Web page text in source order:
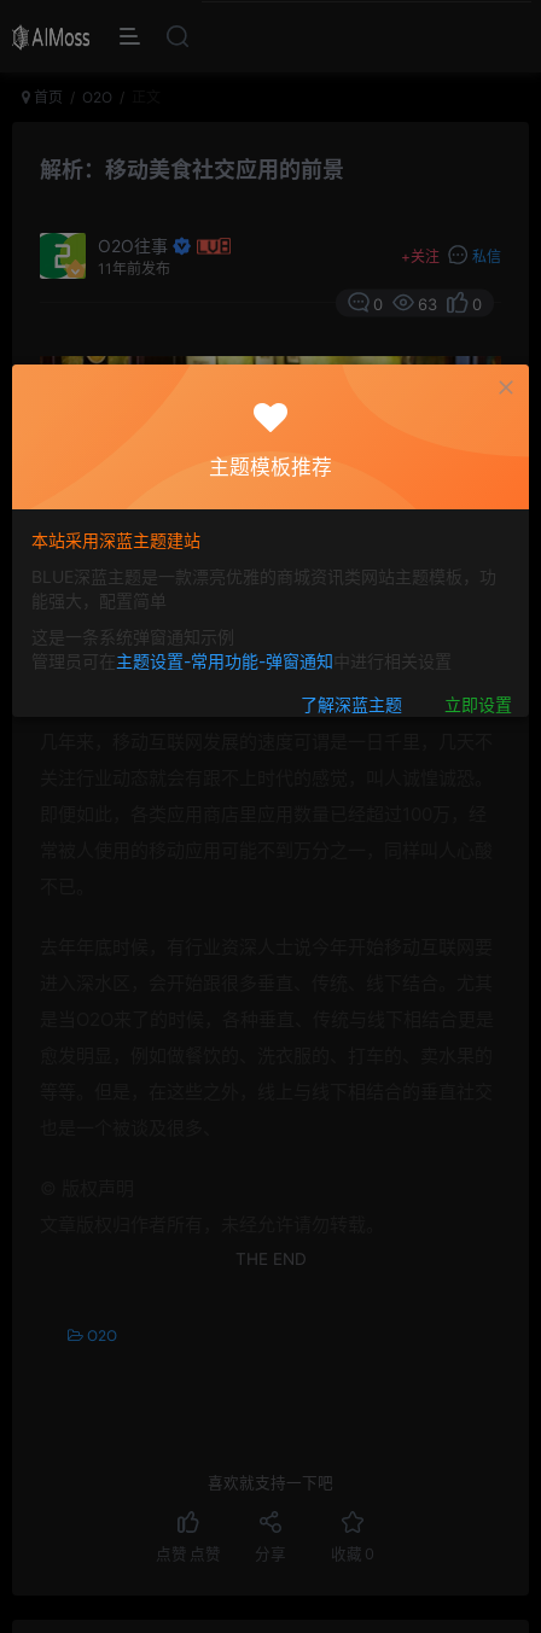
首页 O2O
解析：移动美食社交应用的前景
O2O往事
11年前发布
+关注 私信
0 63 0
移动互联网在国内从概念炒作到发展已经有四五年了。这
THE END
O2O
喜欢就支持一下吧
点赞 点赞 分享 收藏 0
主题模板推荐
本站采用深蓝主题建站
BLUE深蓝主题是一款漂亮优雅的商城资讯类网站主题模板，功
能强大，配置简单
这是一条系统弹窗通知示例
管理员可在主题设置-常用功能-弹窗通知中进行相关设置
了解深蓝主题 立即设置